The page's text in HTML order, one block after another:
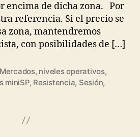
encima de dicha zona. Por
referencia. Si el precio se
zona, mantendremos
con posibilidades de […]
Mercados, niveles operativos,
miniSP, Resistencia, Sesión,